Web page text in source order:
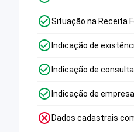
Situação na Receita
Indicação de
Indicação de
Indicação de
Dados cadastrais